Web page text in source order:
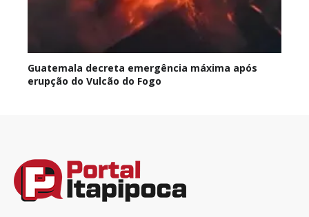
Guatemala decreta emergência máxima após
erupção do Vulcão do Fogo